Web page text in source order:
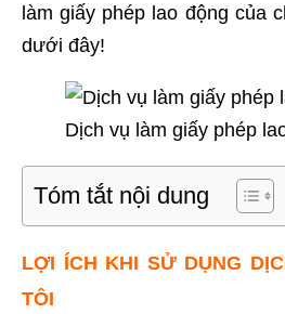
làm giấy phép lao động của
dưới đây!
Dịch vụ làm giấy phép
Tóm tắt nội dung
LỢI ÍCH KHI SỬ DỤNG
TÔI